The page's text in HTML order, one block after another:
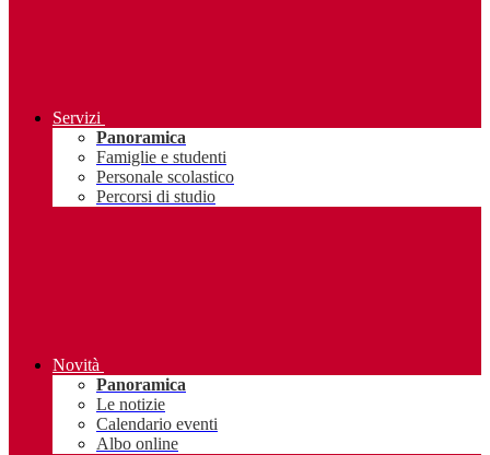
Servizi
Panoramica
Famiglie e studenti
Personale scolastico
Percorsi di studio
Novità
Panoramica
Le notizie
Calendario eventi
Albo online